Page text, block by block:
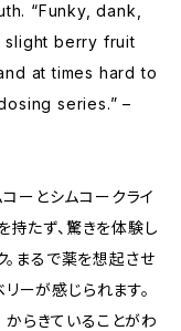
“Funky, dank,
slight berry fruit
at times hard to
series.” –
ーとシムコークライ
持たず、驚きを体験し
。まるで薬を想起させ
ーが感じられます。
らきていることがわ